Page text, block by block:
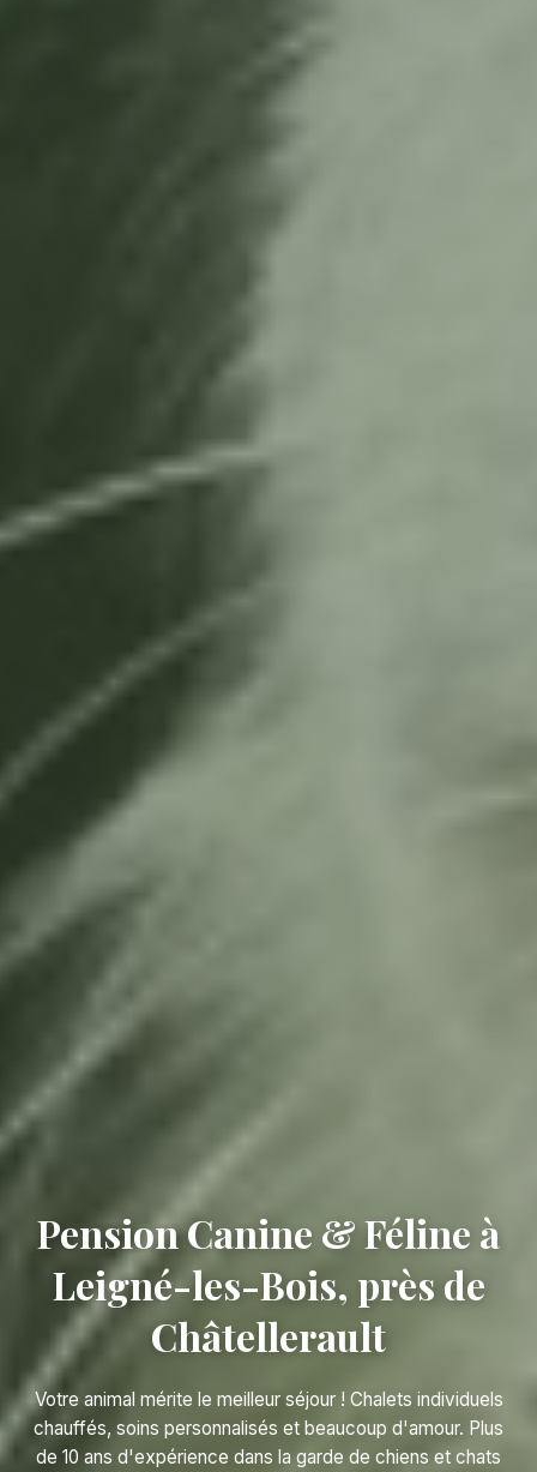
Pension Canine & Féline à
Leigné-les-Bois, près de
Châtellerault
Votre animal mérite le meilleur séjour ! Chalets individuels
chauffés, soins personnalisés et beaucoup d'amour. Plus
de 10 ans d'expérience dans la garde de chiens et chats